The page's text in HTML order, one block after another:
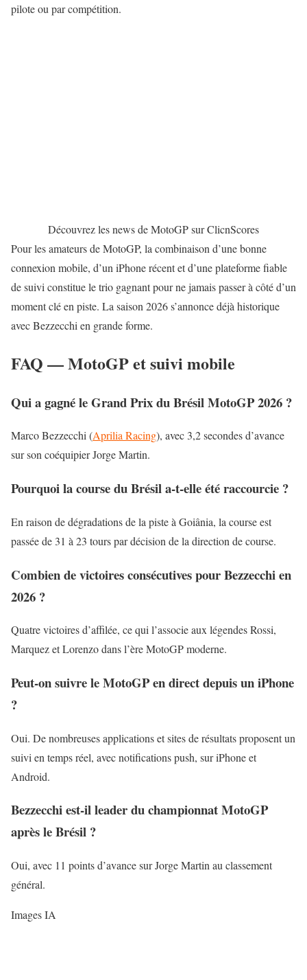
pilote ou par compétition.
Découvrez les news de MotoGP sur ClicnScores
Pour les amateurs de MotoGP, la combinaison d’une bonne
connexion mobile, d’un iPhone récent et d’une plateforme fiable
de suivi constitue le trio gagnant pour ne jamais passer à côté d’un
moment clé en piste. La saison 2026 s’annonce déjà historique
avecBezzecchi en grande forme.
FAQ — MotoGP et suivi mobile
Qui a gagné le Grand Prix du Brésil MotoGP 2026 ?
Marco Bezzecchi (Aprilia Racing), avec 3,2 secondes d’avance
sur son coéquipier Jorge Martin.
Pourquoi la course du Brésil a-t-elle été raccourcie ?
En raison de dégradations de la piste à Goiânia, la course est
passée de 31 à 23 tours par décision de la direction de course.
Combien de victoires consécutives pour Bezzecchi en
2026 ?
Quatre victoires d’affilée, ce qui l’associe aux légendes Rossi,
Marquez et Lorenzo dans l’ère MotoGP moderne.
Peut-on suivre le MotoGP en direct depuis un iPhone
?
Oui. De nombreuses applications et sites de résultats proposent un
suivi en temps réel, avec notifications push, sur iPhone et
Android.
Bezzecchi est-il leader du championnat MotoGP
après le Brésil ?
Oui, avec 11 points d’avance sur Jorge Martin au classement
général.
Images IA